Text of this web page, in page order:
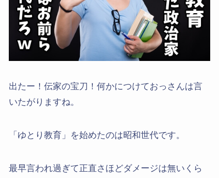
出たー！伝家の宝刀！何かにつけておっさんは言
いたがりますね。
「ゆとり教育」を始めたのは昭和世代です。
最早言われ過ぎて正直さほどダメージは無いくら